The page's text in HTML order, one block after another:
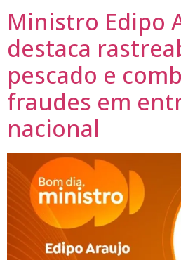
Ministro Edipo
destaca
pescado e
fraudes em
nacional